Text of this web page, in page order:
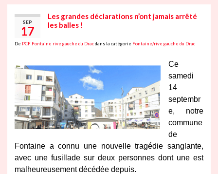
SEP
17
Les grandes déclarations n’ont jamais arrêté
les balles !
De PCF Fontaine rive gauche du Dracdans la catégorie Fontaine/rive gauche du Drac
Ce
samedi
14
septembr
e, notre
commune
de
Fontaine a connu une nouvelle tragédie sanglante,
avec une fusillade sur deux personnes dont une est
malheureusement décédée depuis.